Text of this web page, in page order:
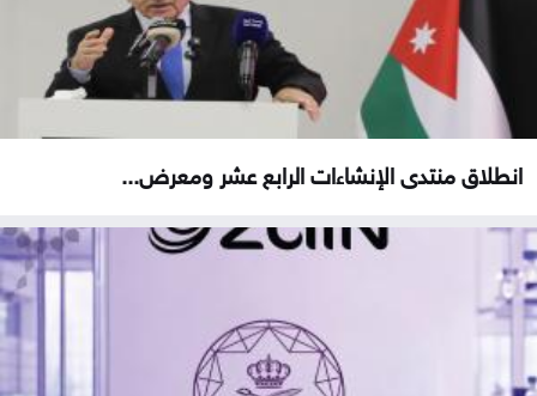
انطلاق منتدى الإنشاءات الرابع عشر ومعرض...